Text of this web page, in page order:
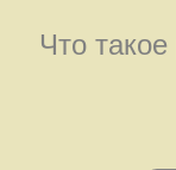
Что такое